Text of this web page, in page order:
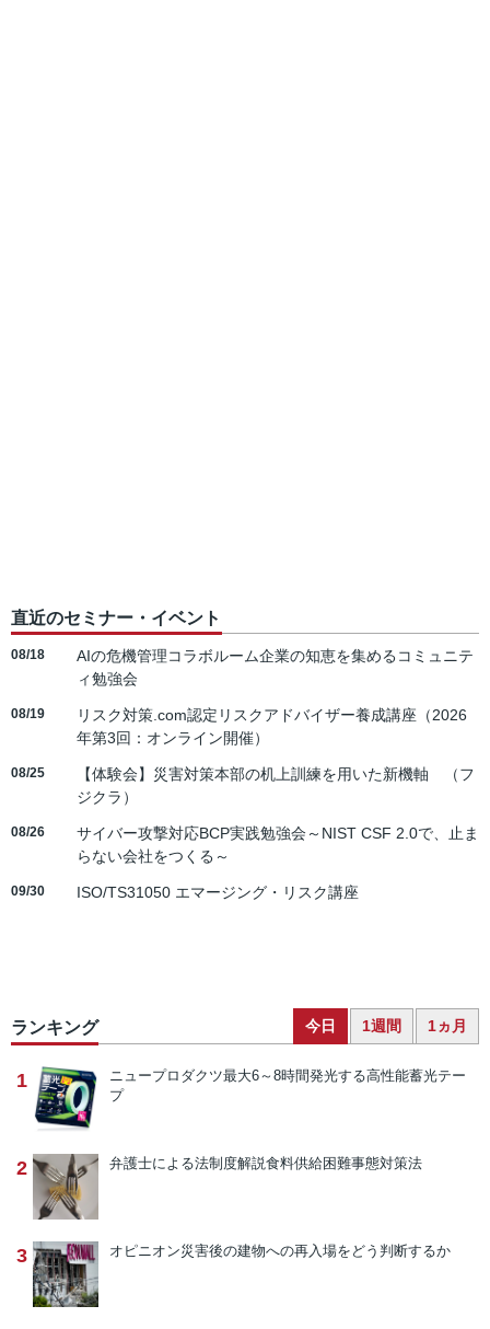
直近のセミナー・イベント
08/18
AIの危機管理コラボルーム企業の知恵を集めるコミュニテ
ィ勉強会
08/19
リスク対策.com認定リスクアドバイザー養成講座（2026
年第3回：オンライン開催）
08/25
【体験会】災害対策本部の机上訓練を用いた新機軸 （フ
ジクラ）
08/26
サイバー攻撃対応BCP実践勉強会～NIST CSF 2.0で、止ま
らない会社をつくる～
09/30 ISO/TS31050 エマージング・リスク講座
ランキング 今日 1週間 1ヵ月
1 ニュープロダクツ最大6～8時間発光する高性能蓄光テー
プ
2 弁護士による法制度解説食料供給困難事態対策法
3 オピニオン災害後の建物への再入場をどう判断するか